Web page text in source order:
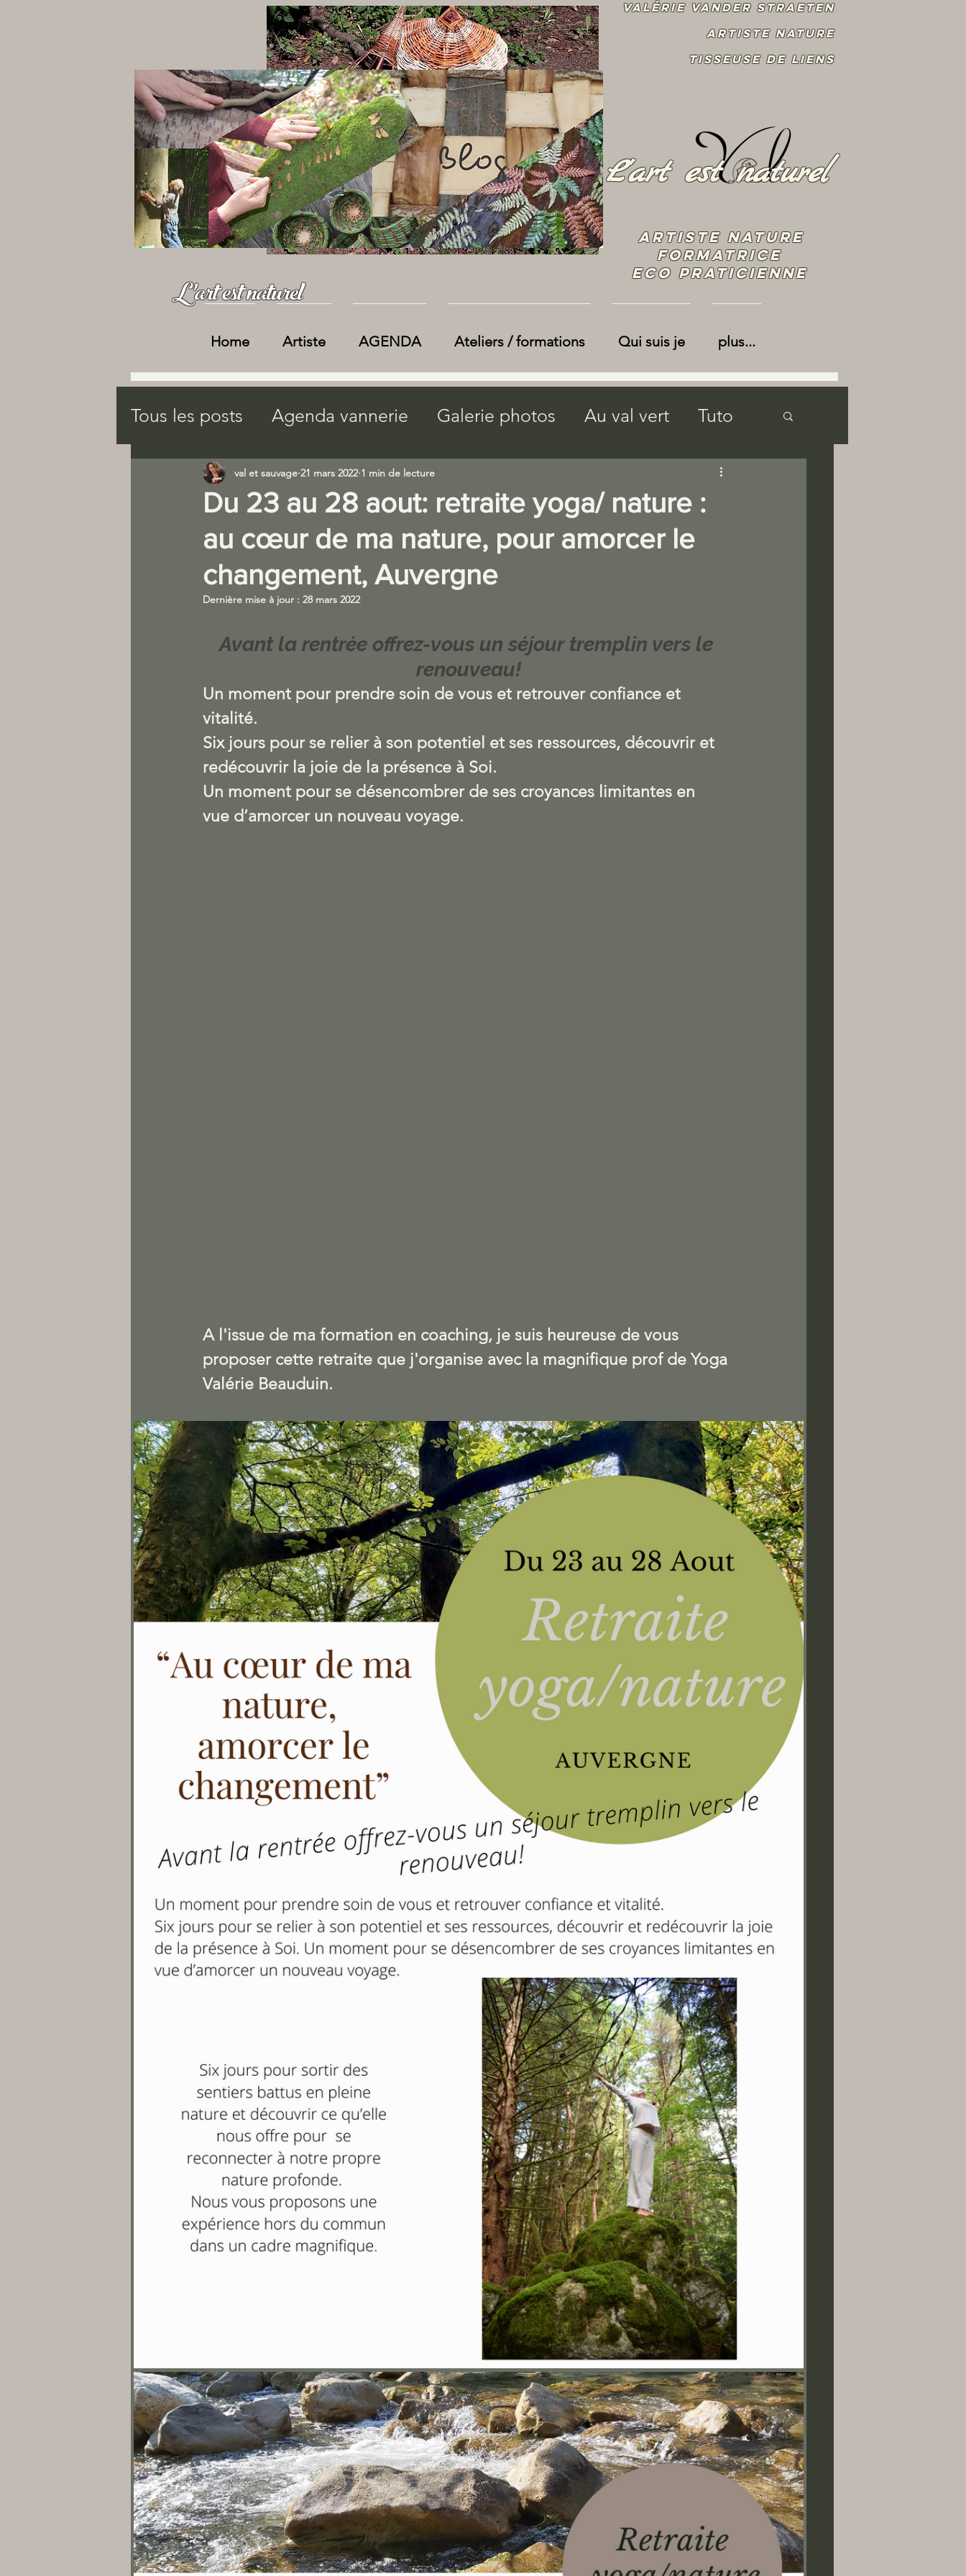
Valérie Vander Straeten
Artiste Nature
Tisseuse de liens
Home Artiste AGENDA Ateliers / formations Qui suis je plus...
artiste nature
Formatrice
ECO praticienne
L'art est naturel
L'art est naturel
Tous les posts Agenda vannerie Galerie photos Au val vert Tuto
Gîte "Au val vert" Agenda bien être
agenda bien être nature page journée nature brouillon Archives
AGENDA
Du 23 au 28 aout: retraite yoga/ nature :
au cœur de ma nature, pour amorcer le
changement, Auvergne
val et sauvage 21 mars 2022 1 min de lecture
Dernière mise à jour : 28 mars 2022
Avant la rentrée offrez-vous un séjour tremplin vers le
renouveau!
Un moment pour prendre soin de vous et retrouver confiance et
vitalité.
Six jours pour se relier à son potentiel et ses ressources, découvrir et
redécouvrir la joie de la présence à Soi.
Un moment pour se désencombrer de ses croyances limitantes en
vue d’amorcer un nouveau voyage.
A l'issue de ma formation en coaching, je suis heureuse de vous
proposer cette retraite que j'organise avec la magnifique prof de Yoga
Valérie Beauduin.